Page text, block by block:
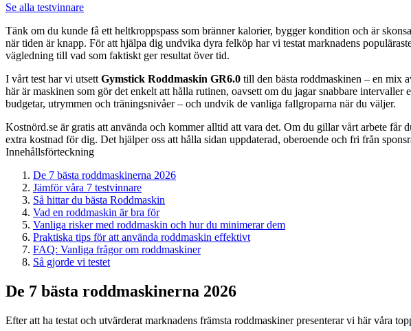
Se alla testvinnare
Tänk om du kunde få ett heltkroppspass som bränner kalorier, bygger kondition och är
när tiden är knapp. För att hjälpa dig undvika dyra felköp har vi testat marknadens
vägledning till vad som faktiskt ger resultat över tid.
I vårt test har vi utsett Gymstick Roddmaskin GR6.0 till den bästa roddmaskinen – en mix
här är maskinen som gör det enkelt att hålla rutinen, oavsett om du jagar snabbare
budgetar, utrymmen och träningsnivåer – och undvik de vanliga fallgroparna när du väljer.
Kostnörd.se är gratis att använda och kommer alltid att vara det. Om du gillar vårt arbete
extra kostnad för dig. Det hjälper oss att hålla sidan uppdaterad, oberoende och fri från
Innehållsförteckning
De 7 bästa roddmaskinerna 2026
Jämför våra 7 testvinnare
Så hittar du bästa Roddmaskin
Vad en roddmaskin är bra för
Vanliga risker med roddmaskin och hur du minimerar dem
Praktiska tips för att använda roddmaskin effektivt
FAQ: Vanliga frågor om roddmaskiner
Så gjorde vi testet
De 7 bästa roddmaskinerna 2026
Efter att ha testat och utvärderat marknadens främsta roddmaskiner presenterar vi här våra